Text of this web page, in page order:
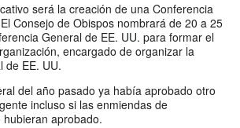
será la creación de una Conferencia
Consejo de Obispos nombrará de 20 a 25
General de EE. UU. para formar el
encargado de organizar la
de EE. UU.
del año pasado ya había aprobado otro
incluso si las enmiendas de
aprobado.